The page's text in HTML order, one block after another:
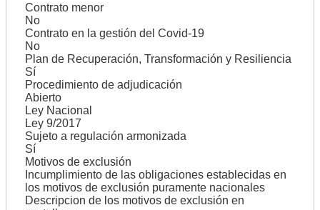
Contrato menor
No
Contrato en la gestión del Covid-19
No
Plan de Recuperación, Transformación y Resiliencia
Sí
Procedimiento de adjudicación
Abierto
Ley Nacional
Ley 9/2017
Sujeto a regulación armonizada
Sí
Motivos de exclusión
Incumplimiento de las obligaciones establecidas en
los motivos de exclusión puramente nacionales
Descripcion de los motivos de exclusión en